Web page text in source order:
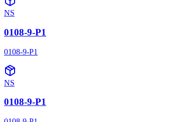
NS
0108-9-P1
0108-9-P1
NS
0108-9-P1